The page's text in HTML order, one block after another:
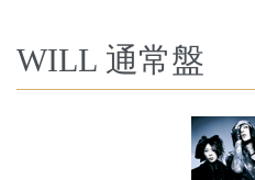
WILL 通常盤